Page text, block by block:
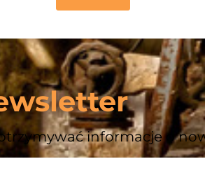
informacje o